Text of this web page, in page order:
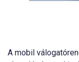
A mobil